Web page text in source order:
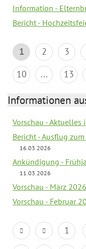
Information -
Bericht -
1 2 3
10
... 13
Informationen
Vorschau - Aktuelles
Bericht - Ausflug
16.03.2026
Ankündigung -
11.03.2026
Vorschau - März 2026
Vorschau - Februar
1